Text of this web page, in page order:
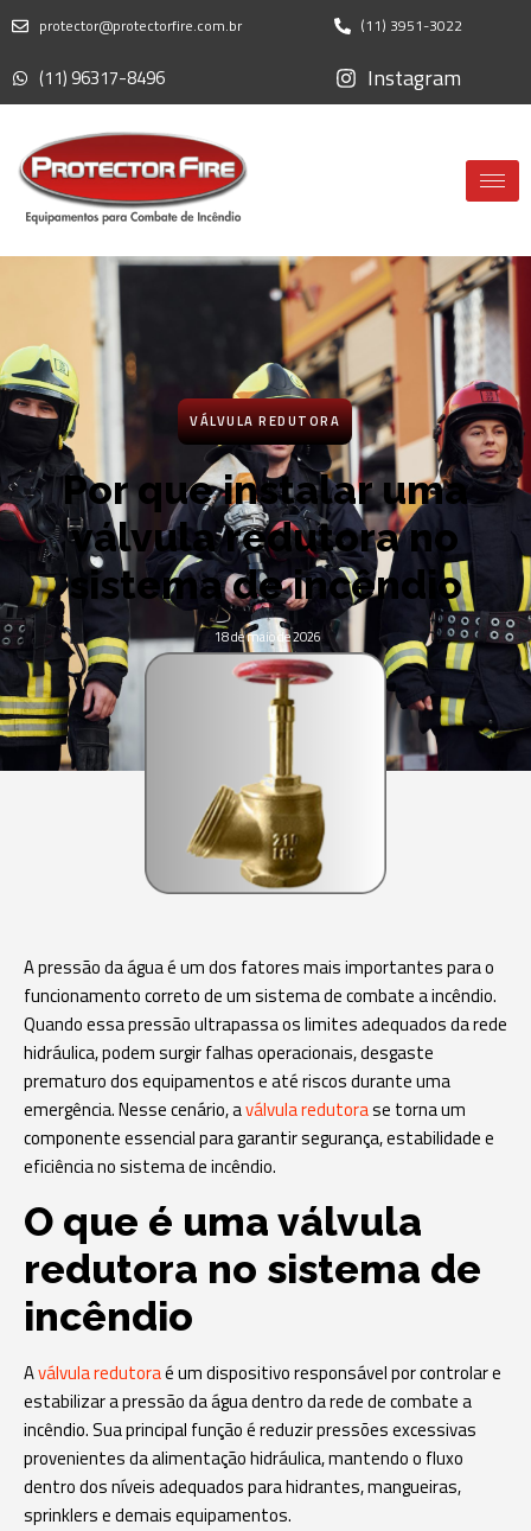
protector@protectorfire.com.br (11) 3951-3022
(11) 96317-8496 Instagram
VÁLVULA REDUTORA
Por que instalar uma
válvula redutora no
sistema de incêndio
18 de maio de 2026
A pressão da água é um dos fatores mais importantes para o
funcionamento correto de um sistema de combate a incêndio.
Quando essa pressão ultrapassa os limites adequados da rede
hidráulica, podem surgir falhas operacionais, desgaste
prematuro dos equipamentos e até riscos durante uma
emergência. Nesse cenário, aválvula redutorase torna um
componente essencial para garantir segurança, estabilidade e
eficiência no sistema de incêndio.
O que é uma válvula
redutora no sistema de
incêndio
Aválvula redutoraé um dispositivo responsável por controlar e
estabilizar a pressão da água dentro da rede de combate a
incêndio. Sua principal função é reduzir pressões excessivas
provenientes da alimentação hidráulica, mantendo o fluxo
dentro dos níveis adequados para hidrantes, mangueiras,
sprinklers e demais equipamentos.